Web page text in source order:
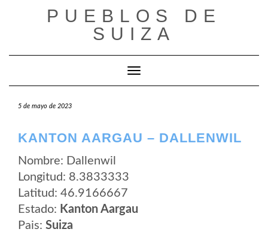
PUEBLOS DE
SUIZA
Cambiar modo de navegación
5 de mayo de 2023
KANTON AARGAU – DALLENWIL
Nombre: Dallenwil
Longitud: 8.3833333
Latitud: 46.9166667
Estado: Kanton Aargau
Pais: Suiza